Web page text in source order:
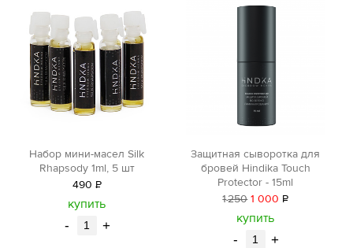
Набор мини-масел Silk
Rhapsody 1ml, 5 шт
490 Р
уб.
купить
- +
Защитная сыворотка для
бровей Hindika Touch
Protector - 15ml
1250 1 000 Р
купить
- +